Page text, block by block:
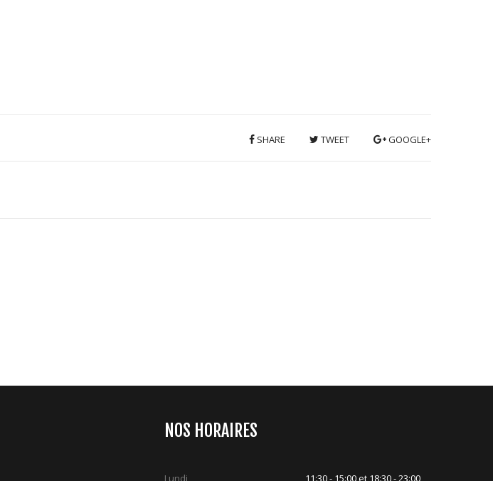
SHARE TWEET GOOGLE+
NOS HORAIRES
Lundi 11:30 - 15:00 et 18:30 - 23:00